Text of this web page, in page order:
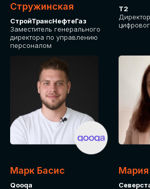
Стружинская
СтройТрансНефтеГаз
Заместитель генерального
директора по управлению
персоналом
Т2
Марк Басис
Qooqa
СРЕДИ ПАРТНЕРОВ
МЕРОПРИЯТИЯ